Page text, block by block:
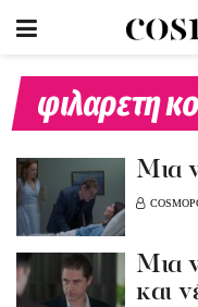
φιλαρετη
Μια
Μια
και